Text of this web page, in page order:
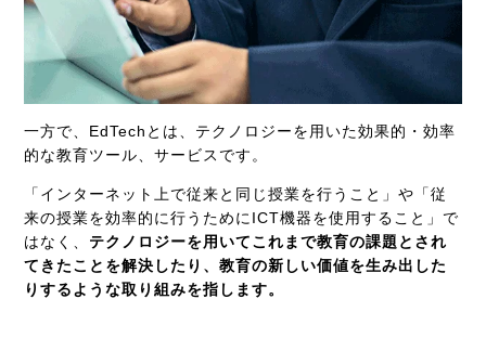
一方で、 EdTech とは、テクノロジーを用いた効果的・効率
的な教育ツール、サービスです。
「インターネット上で従来と同じ授業を行うこと」や「従
来の授業を効率的に行うために ICT機器を使用すること」で
はなく、 テクノロジーを用いてこれまで教育の課題とされ
てきたことを解決したり、教育の新しい価値を生み出した
りするような取り組みを指します。